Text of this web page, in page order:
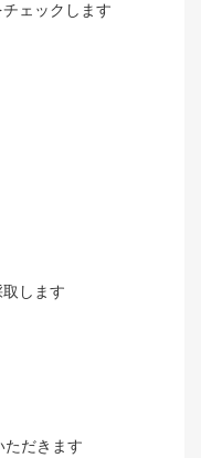
ェックします
します
ただきます